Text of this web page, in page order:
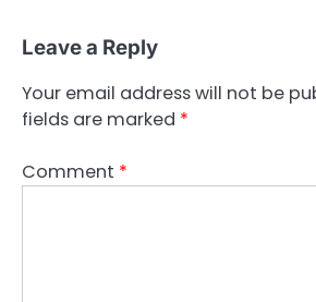
Leave a Reply
Your email address will not be
fields are marked *
Comment *